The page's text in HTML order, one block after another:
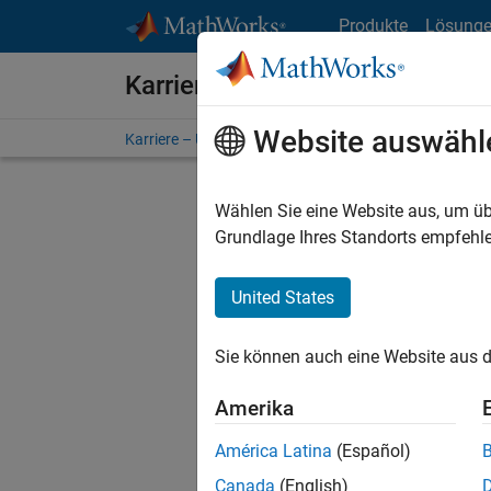
Produkte
Karriere bei MathWorks
Karriere – Übersicht Stellensuche
FILTER:
Stellen
Es
Region
Website
Wählen Sie eine Website aus, um
Grundlage Ihres Standorts
United States
Sie können auch eine Website aus
Amerika
América Latina (Español)
Canada (English)